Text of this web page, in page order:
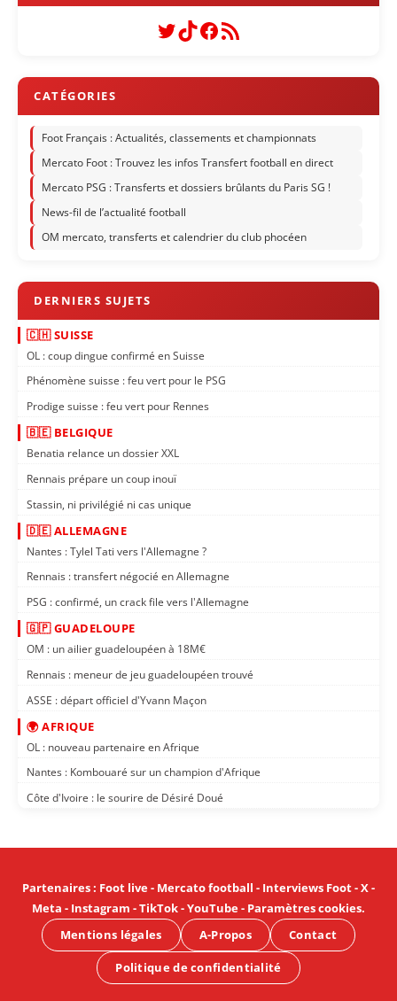
Twitter
TikTok
Facebook
Flux RSS
Foot Français : Actualités, classements et championnats
Mercato Foot : Trouvez les infos Transfert football en direct
Mercato PSG : Transferts et dossiers brûlants du Paris SG !
News-fil de l’actualité football
OM mercato, transferts et calendrier du club phocéen
🇨🇭 SUISSE
OL : coup dingue confirmé en Suisse
Phénomène suisse : feu vert pour le PSG
Prodige suisse : feu vert pour Rennes
🇧🇪 BELGIQUE
Benatia relance un dossier XXL
Rennais prépare un coup inouï
Stassin, ni privilégié ni cas unique
🇩🇪 ALLEMAGNE
Nantes : Tylel Tati vers l'Allemagne ?
Rennais : transfert négocié en Allemagne
PSG : confirmé, un crack file vers l'Allemagne
🇬🇵 GUADELOUPE
OM : un ailier guadeloupéen à 18M€
Rennais : meneur de jeu guadeloupéen trouvé
ASSE : départ officiel d'Yvann Maçon
🌍 AFRIQUE
OL : nouveau partenaire en Afrique
Nantes : Kombouaré sur un champion d'Afrique
Côte d'Ivoire : le sourire de Désiré Doué
Partenaires: Foot live- Mercato football - Interviews Foot-X-
Meta - Instagram -TikTok-YouTube- Paramètres cookies.
Mentions légales
A-Propos Contact
Politique de confidentialité